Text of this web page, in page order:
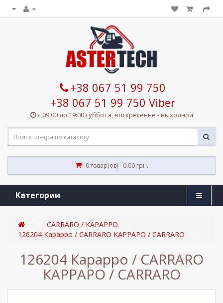
+38 067 51 99 750
+38 067 51 99 750 Viber
с 09:00 до 19:00 суббота, воскресенье - выходной
0 товар(ов) - 0.00 грн.
Категории
CARRARO / КАРАРРО
126204 Карарро / CARRARO КАРРАРО / CARRARO
126204 Карарро / CARRARO
КАРРАРО / CARRARO